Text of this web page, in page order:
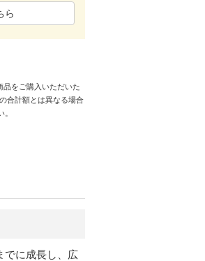
ら
をご購入いただいた
合計額とは異なる場合
でに成長し、広